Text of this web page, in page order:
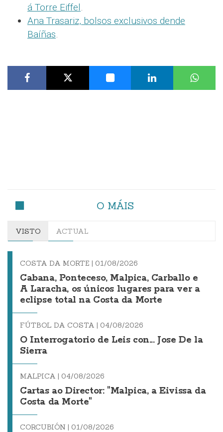
á Torre Eiffel.
Ana Trasariz, bolsos exclusivos dende
Baíñas.
O MÁIS
VISTO ACTUAL
COSTA DA MORTE | 01/08/2026
Cabana, Ponteceso, Malpica, Carballo e
A Laracha, os únicos lugares para ver a
eclipse total na Costa da Morte
FÚTBOL DA COSTA | 04/08/2026
O Interrogatorio de Leis con... Jose De la
Sierra
MALPICA | 04/08/2026
Cartas ao Director: "Malpica, a Eivissa da
Costa da Morte"
CORCUBIÓN | 01/08/2026